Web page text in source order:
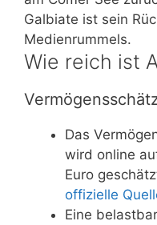
Galbiate ist sein
Medienrummels.
Wie reich ist
Das
wird online
Euro
offizielle
Eine